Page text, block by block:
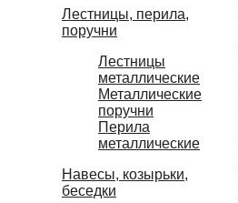
Лестницы, перила,
поручни
Лестницы
металлические
Металлические
поручни
Перила
металлические
Навесы, козырьки,
беседки